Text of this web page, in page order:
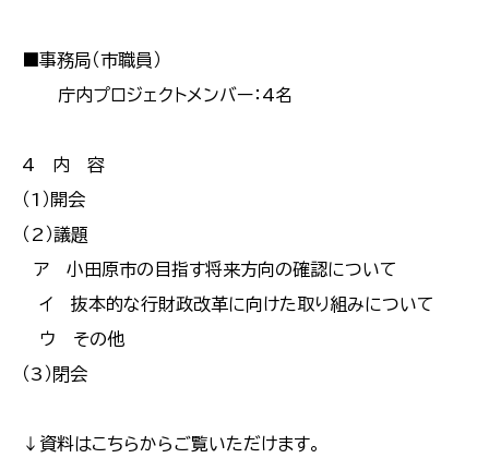
■事務局（市職員）
庁内プロジェクトメンバー：4名
4 内 容
（1）開会
（2）議題
ア 小田原市の目指す将来方向の確認について
イ 抜本的な行財政改革に向けた取り組みについて
ウ その他
（3）閉会
↓資料はこちらからご覧いただけます。